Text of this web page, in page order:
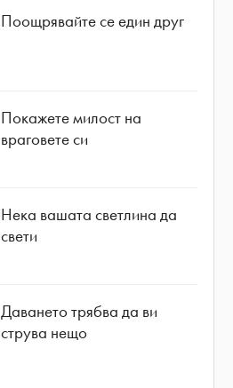
Поощрявайте се един друг
Покажете милост на
враговете си
Нека вашата светлина да
свети
Даването трябва да ви
струва нещо